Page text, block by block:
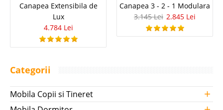
Canapea Extensibila de
Lux
4.784 Lei
Canapea 3 - 2 - 1 Modulara
3.145 Lei 2.845 Lei
Categorii
Mobila Copii si Tineret +